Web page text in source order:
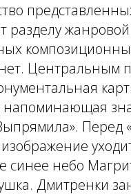
разделу
Центральным
напоминающая
Перед
синее небо
Дмитренки